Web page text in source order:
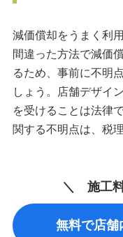
減価償却をうまく利
間違った方法で減価
るため、事前に不明
しょう。店舗デザイ
を受けることは法律
関する不明点は、税
＼ 施工
無料で店舗